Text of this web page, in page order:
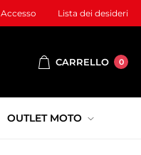
Accesso Lista dei desideri
CARRELLO 0
OUTLET MOTO